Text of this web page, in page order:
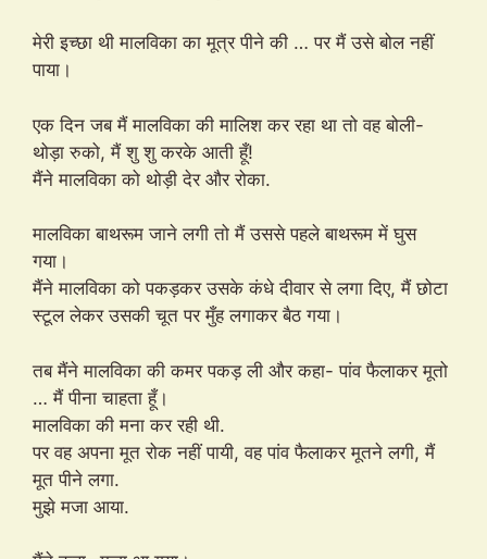
मेरी इच्छा थी मालविका का मूत्र पीने की … पर मैं उसे बोल नहीं
पाया।
एक दिन जब मैं मालविका की मालिश कर रहा था तो वह बोली-
थोड़ा रुको, मैं शु शु करके आती हूँ!
मैंने मालविका को थोड़ी देर और रोका.
मालविका बाथरूम जाने लगी तो मैं उससे पहले बाथरूम में घुस
गया।
मैंने मालविका को पकड़कर उसके कंधे दीवार से लगा दिए, मैं छोटा
स्टूल लेकर उसकी चूत पर मुँह लगाकर बैठ गया।
तब मैंने मालविका की कमर पकड़ ली और कहा- पांव फैलाकर मूतो
… मैं पीना चाहता हूँ।
मालविका की मना कर रही थी.
पर वह अपना मूत रोक नहीं पायी, वह पांव फैलाकर मूतने लगी, मैं
मूत पीने लगा.
मुझे मजा आया.